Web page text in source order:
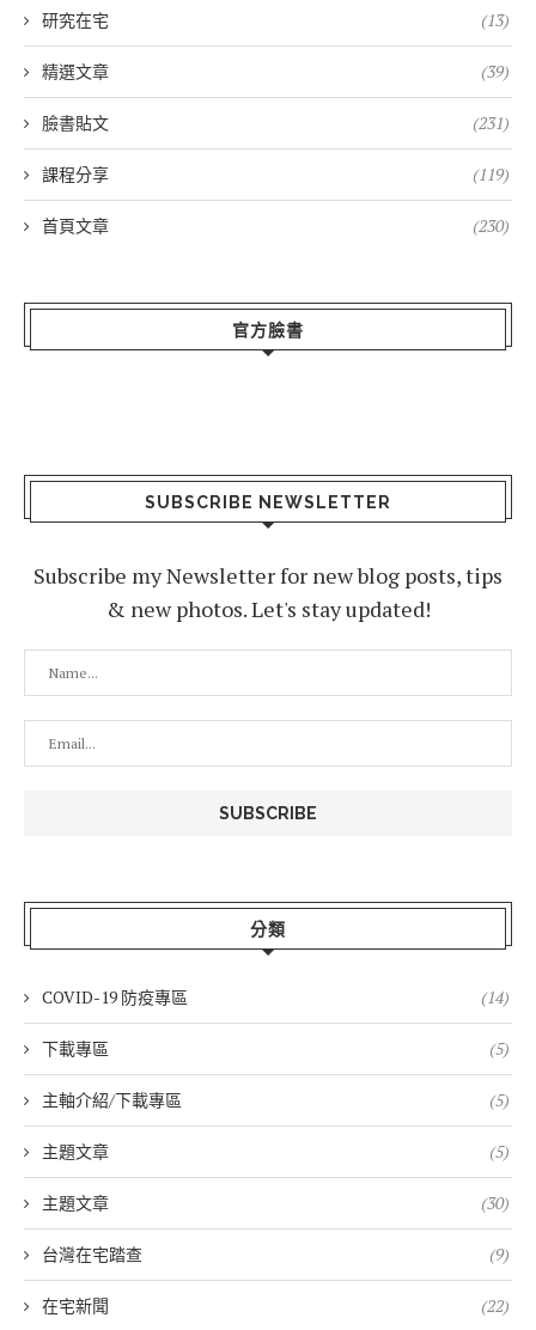
研究在宅 (13)
精選文章 (39)
臉書貼文 (231)
課程分享 (119)
首頁文章 (230)
官方臉書
SUBSCRIBE NEWSLETTER
Subscribe my Newsletter for new blog posts, tips
& new photos. Let's stay updated!
分類
COVID-19 防疫專區 (14)
下載專區 (5)
主軸介紹/下載專區 (5)
主題文章 (5)
主題文章 (30)
台灣在宅踏查 (9)
在宅新聞 (22)